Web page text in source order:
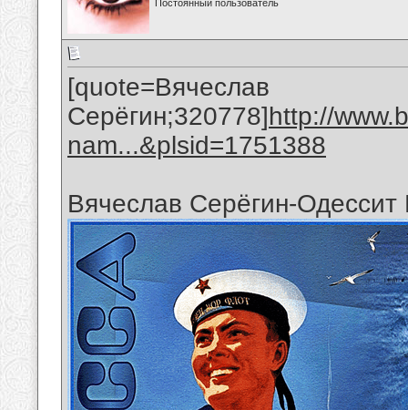
Постоянный пользователь
[quote=Вячеслав
Серёгин;320778]http://
nam...&plsid=1751388
Вячеслав Серёгин-